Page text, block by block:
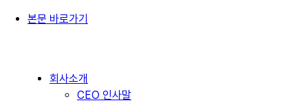
본문 바로가기
회사소개
CEO 인사말